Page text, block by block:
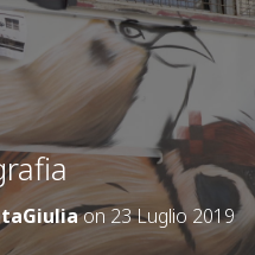
on23 Luglio 2019